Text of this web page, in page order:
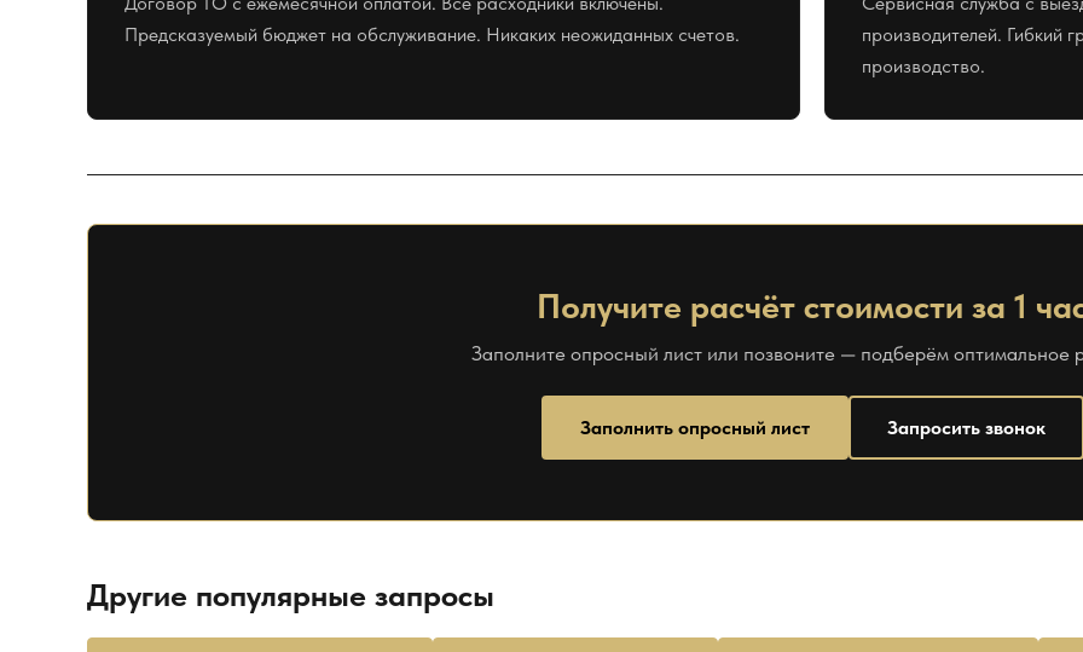
Предсказуемый бюджет на обслуживание. Никаких неожиданных счетов.
производителей. Гибкий
производство.
Получите расчёт стоимости за 1
Заполните опросный лист или позвоните — подберём оптимальное
Заполнить опросный лист Запросить звонок
Другие популярные запросы